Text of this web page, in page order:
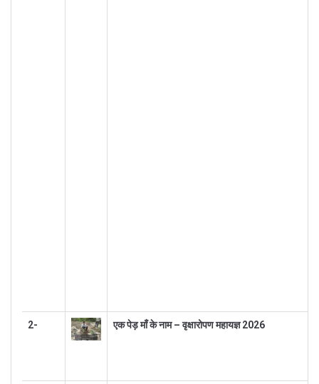
2- एक पेड़ माँ के नाम – वृक्षारोपण महायज्ञ 2026